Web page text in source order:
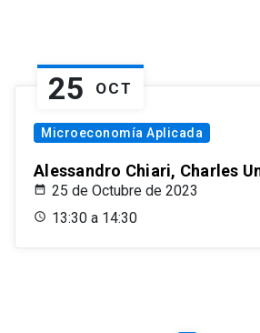
25 OCT
Microeconomía Aplicada
Alessandro Chiari, Charles
25 de Octubre de 2023
13:30 a 14:30